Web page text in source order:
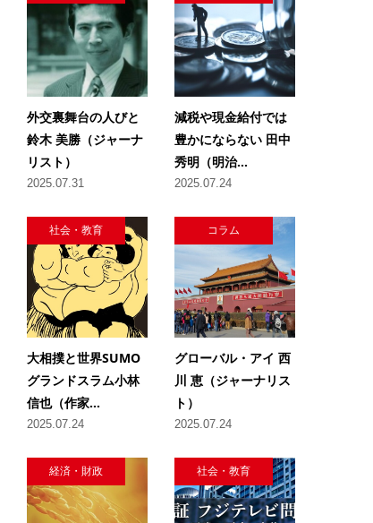
外交裏舞台の人びと
鈴木 美勝（ジャーナ
リスト）
2025.07.31
減税や現金給付では
豊かにならない 田中
秀明（明治...
2025.07.24
社会・教育
大相撲と世界SUMO
グランドスラム小林
信也（作家...
2025.07.24
コラム
グローバル・アイ 西
川 恵（ジャーナリス
ト）
2025.07.24
経済・財政 社会・教育